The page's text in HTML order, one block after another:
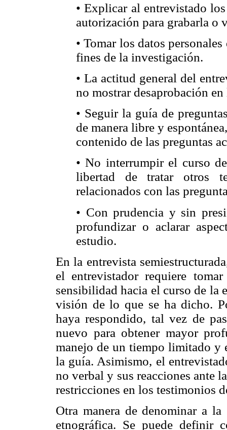
• Explicar al entrevistado
autorización para grabarla o
• Tomar los datos
fines de la investigación.
• La actitud general del
no mostrar desaprobación
• Seguir la guía de
de manera libre y
contenido de las preguntas
• No interrumpir el curso
libertad de tratar otros
relacionados con las
• Con prudencia y sin
profundizar o aclarar
estudio.
En la entrevista
el entrevistador requiere
sensibilidad hacia el curso de la
visión de lo que se ha dicho.
haya respondido, tal vez de
nuevo para obtener mayor
manejo de un tiempo limitado y
la guía. Asimismo, el
no verbal y sus reacciones ante
restricciones en los testimonios
Otra manera de denominar a la
etnográfica. Se puede definir